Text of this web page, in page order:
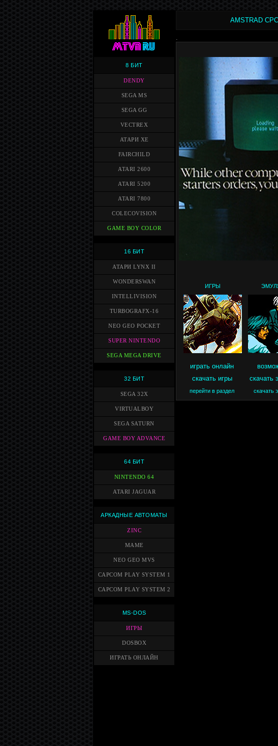
8 БИТ
DENDY
SEGA MS
SEGA GG
VECTREX
АТАРИ XE
FAIRCHILD
ATARI 2600
ATARI 5200
ATARI 7800
COLECOVISION
GAME BOY COLOR
16 БИТ
АТАРИ LYNX II
WONDERSWAN
INTELLIVISION
TURBOGRAFX-16
NEO GEO POCKET
SUPER NINTENDO
SEGA MEGA DRIVE
32 БИТ
SEGA 32X
VIRTUALBOY
SEGA SATURN
GAME BOY ADVANCE
64 БИТ
NINTENDO 64
ATARI JAGUAR
АРКАДНЫЕ АВТОМАТЫ
ZINC
MAME
NEO GEO MVS
CAPCOM PLAY SYSTEM 1
CAPCOM PLAY SYSTEM 2
MS-DOS
ИГРЫ
DOSBOX
ИГРАТЬ ОНЛАЙН
AMSTRAD
.
ИГРЫ
играть онлайн
скачать игры
перейти в раздел
скачать
скачать